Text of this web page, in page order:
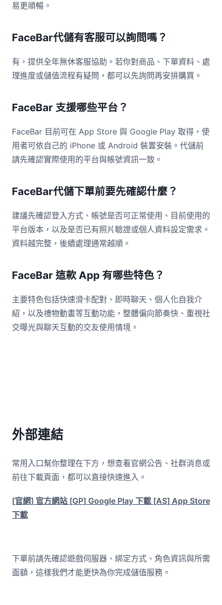
易更順暢。
FaceBar代儲有客服可以詢問嗎？
有，提供全年無休客服協助。若你對商品、下單資料、處
理進度或儲值流程有疑問，都可以先詢問再安排購買。
FaceBar 支援哪些平台？
FaceBar 目前可在 App Store 與 Google Play 取得，使
用者可依自己的 iPhone 或 Android 裝置安裝。代儲前
請先確認實際使用的平台與帳號資訊一致。
FaceBar代儲下單前要先確認什麼？
建議先確認登入方式、帳號是否可正常使用、目前使用的
平台版本，以及是否已有照片驗證或個人資料設定需求。
資料越完整，後續處理通常越順。
FaceBar 這款 App 有哪些特色？
主要特色包括快速滑卡配對、即時聊天、個人化自我介
紹，以及禮物動畫等互動功能，整體偏向節奏快、重視社
交曝光與聊天互動的交友使用情境。
外部連結
常用入口幫你整理在下方，想查看官網公告、社群消息或
前往下載頁面，都可以直接快速進入。
[官網] 官方網站 [GP] Google Play 下載 [AS] App Store
下載
下單前請先確認遊戲伺服器、綁定方式、角色資訊與所需
面額，這樣我們才能更快為你完成儲值服務。